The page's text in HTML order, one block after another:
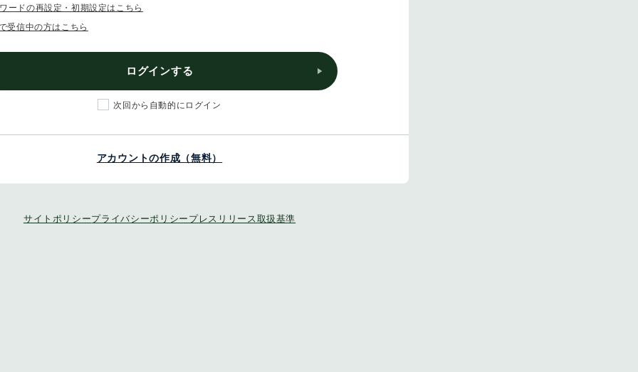
ードの再設定・初期設定はこちら
受信中の方はこちら
ログインする
次回から自動的にログイン
アカウントの作成（無料）
サイトポリシープライバシーポリシー プレスリリース取扱基準